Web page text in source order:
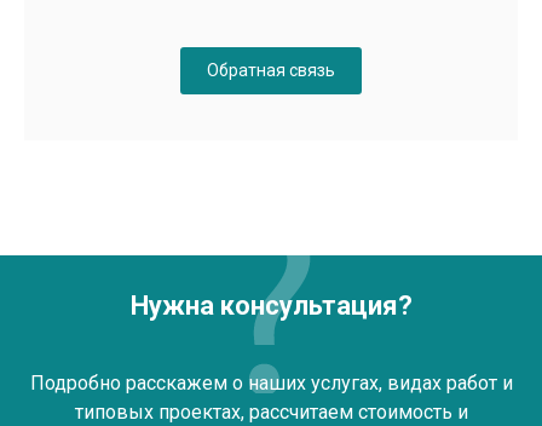
Обратная связь
Нужна консультация?
Подробно расскажем о наших услугах, видах работ и
типовых проектах, рассчитаем стоимость и